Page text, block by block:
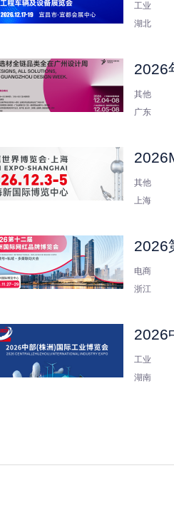
工业
湖北
2026
其他
广东
其他
上海
2026
电商
浙江
2026
工业
湖南